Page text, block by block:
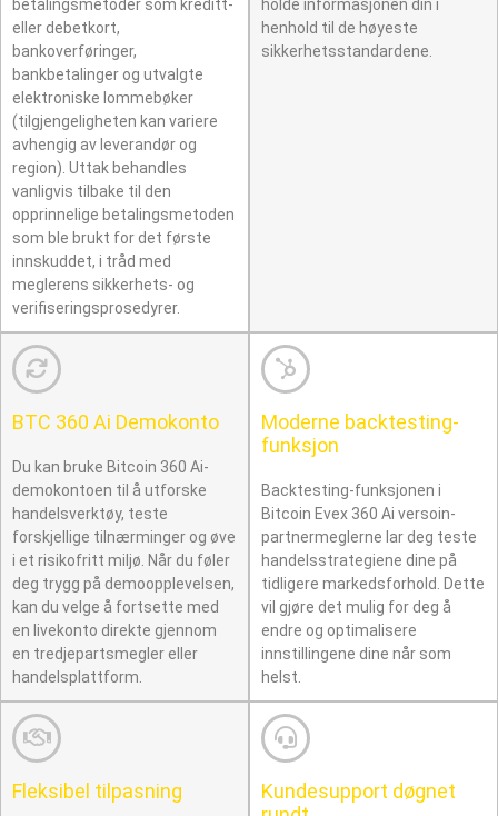
betalingsmetoder som kreditt-
eller debetkort,
bankoverføringer,
bankbetalinger og utvalgte
elektroniske lommebøker
(tilgjengeligheten kan variere
avhengig av leverandør og
region). Uttak behandles
vanligvis tilbake til den
opprinnelige betalingsmetoden
som ble brukt for det første
innskuddet, i tråd med
meglerens sikkerhets- og
verifiseringsprosedyrer.
holde informasjonen din i
henhold til de høyeste
sikkerhetsstandardene.
BTC 360 Ai Demokonto
Du kan bruke Bitcoin 360 Ai-
demokontoen til å utforske
handelsverktøy, teste
forskjellige tilnærminger og øve
i et risikofritt miljø. Når du føler
deg trygg på demoopplevelsen,
kan du velge å fortsette med
en livekonto direkte gjennom
en tredjepartsmegler eller
handelsplattform.
Moderne backtesting-
funksjon
Backtesting-funksjonen i
Bitcoin Evex 360 Ai versoin-
partnermeglerne lar deg teste
handelsstrategiene dine på
tidligere markedsforhold. Dette
vil gjøre det mulig for deg å
endre og optimalisere
innstillingene dine når som
helst.
Fleksibel tilpasning
Kundesupport døgnet